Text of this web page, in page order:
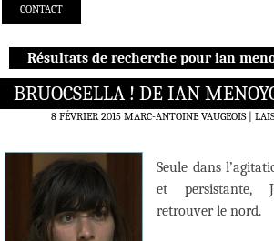
CONTACT
Résultats de recherche pour ian
BRUOCSELLA ! DE IAN
8 FÉVRIER 2015 MARC-ANTOINE VAUGEOIS
Seule dans
et persistante,
retrouver le nord.